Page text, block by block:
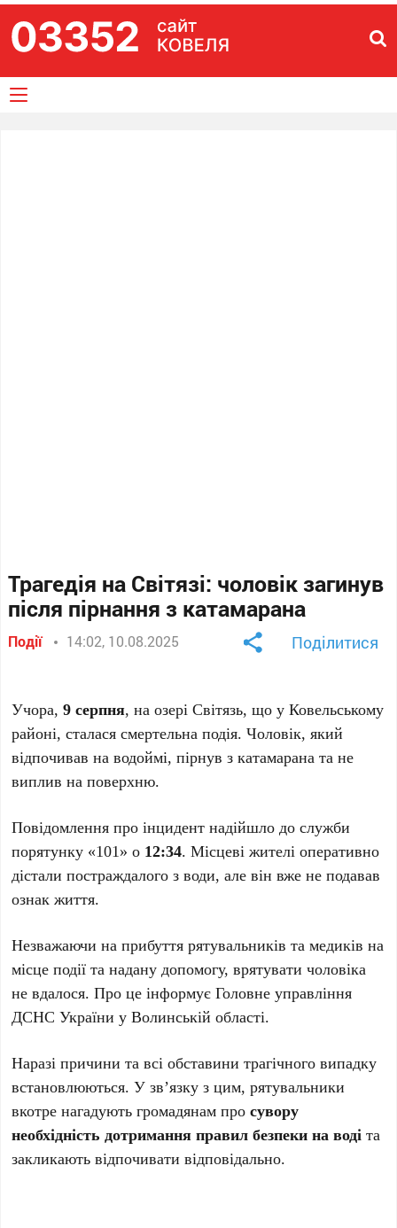
Трагедія на Світязі: чоловік загинув
після пірнання з катамарана
Події 14:02, 10.08.2025 Поділитися
Учора,9 серпня, на озері Світязь, що у Ковельському
районі, сталася смертельна подія. Чоловік, який
відпочивав на водоймі, пірнув з катамарана та не
виплив на поверхню.
Повідомлення про інцидент надійшло до служби
порятунку «101» о 12:34. Місцеві жителі оперативно
дістали постраждалого з води, але він вже не подавав
ознак життя.
Незважаючи на прибуття рятувальників та медиків на
місце події та надану допомогу, врятувати чоловіка
не вдалося. Про це інформує Головне управління
ДСНС України у Волинській області.
Наразі причини та всі обставини трагічного випадку
встановлюються. У зв’язку з цим, рятувальники
вкотре нагадують громадянам просувору
необхідність дотримання правил безпеки на воді та
закликають відпочивати відповідально.